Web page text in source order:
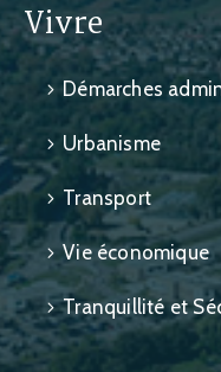
Vivre
Démarches
Urbanisme
Transport
Vie économique
Tranquillité et